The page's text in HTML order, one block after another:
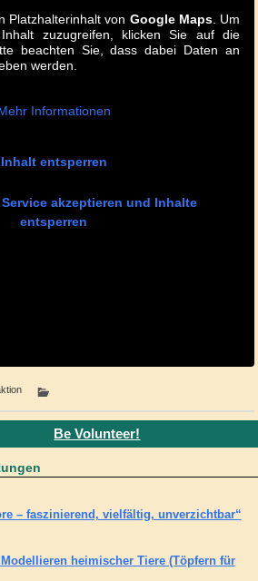
Platzhalterinhalt von Google Maps . Um
zuzugreifen, klicken Sie auf die
beachten Sie, dass dabei Daten an
werden.
Informationen
Inhalt entsperren
akzeptieren und Inhalte
entsperren
Be Volunteer!
– faszinierend, vielfältig, unverzichtbar“
heimischer Tiere (Töpfern für